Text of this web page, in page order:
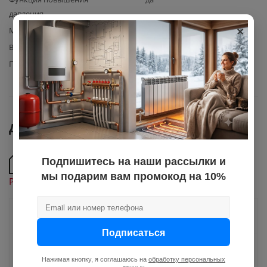
давления
Материал рабочего колеса
пластик/нерж. сталь
Вид насоса
насосная станция
Производительность насоса
53
Документы
Технические хараткеристики насосных станций
Profline серии Lux, Standart, Basic, QB
Как купить
×
Подпишитесь на наши рассылки и
мы подарим вам промокод на 10%
Подписаться
Нажимая кнопку, я соглашаюсь на обработку персональных